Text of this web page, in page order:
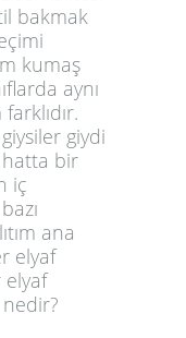
bakmak
kumaş
aynı
giydi
hatta bir
iç
ana
elyaf
elyaf